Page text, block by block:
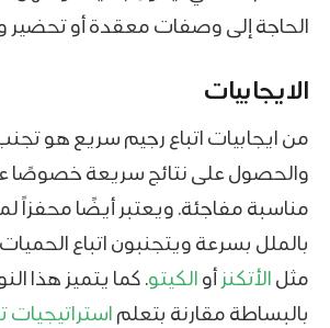
الحاجة إلى وصفات معقدة أو تحضير
الايجابيات
من ايجابيات اتباع رجيم سريع هو
والحصول على نتائج سريعة خصوصًا
مناسبة مفاجئة. ويعتبر أيضًا محفزاً
بالملل بسرعة ويتجنبون اتباع
مثل الأتكنز أو الكيتو. كما يتميز هذا
بالبساطة مقارنة بتعلم